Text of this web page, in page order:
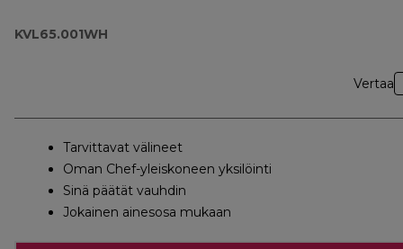
KVL65.001WH
Vertaa
Tarvittavat välineet
Oman Chef-yleiskoneen yksilöinti
Sinä päätät vauhdin
Jokainen ainesosa mukaan